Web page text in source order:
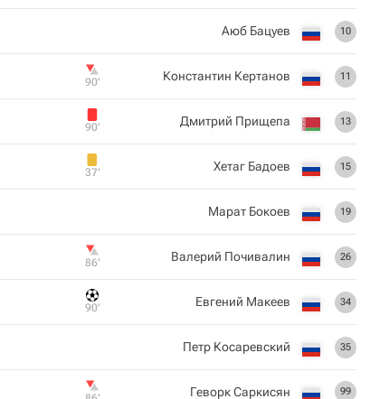
10
Аюб Бацуев
11
Константин Кертанов
90‎’‎
13
Дмитрий Прищепа
90‎’‎
15
Хетаг Бадоев
37‎’‎
19
Марат Бокоев
26
Валерий Почивалин
86‎’‎
34
Евгений Макеев
90‎’‎
35
Петр Косаревский
99
Геворк Саркисян